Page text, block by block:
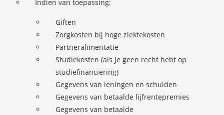
Indien van toepassing:
Giften
Zorgkosten bij hoge ziektekosten
Partneralimentatie
Studiekosten (als je geen recht hebt op
studiefinanciering)
Gegevens van leningen en schulden
Gegevens van betaalde lijfrentepremies
Gegevens van betaalde